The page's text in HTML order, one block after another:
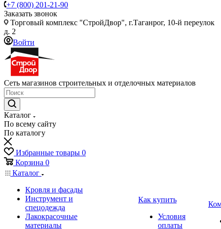
+7 (800) 201-21-90
Заказать звонок
Торговый комплекс "СтройДвор", г.Таганрог, 10-й переулок
д. 2
Войти
Сеть магазинов строительных и отделочных материалов
Каталог
По всему сайту
По каталогу
Избранные товары 0
Корзина 0
Каталог
Кровля и фасады
Инструмент и
спецодежда
Лакокрасочные
материалы
Как купить
Условия
оплаты